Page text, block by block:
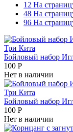
12 На
48 На
96 На
Три Кита
Бойловый набор
100 Р
Нет в наличии
Три Кита
Бойловый набор
100 Р
Нет в наличии